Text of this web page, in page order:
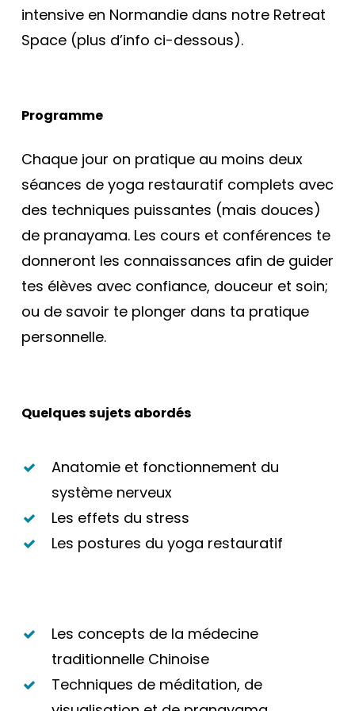
intensive en Normandie dans notre Retreat
Space (plus d’info ci-dessous).
Programme
Chaque jour on pratique au moins deux
séances de yoga restauratif complets avec
des techniques puissantes (mais douces)
de pranayama. Les cours et conférences te
donneront les connaissances afin de guider
tes élèves avec confiance, douceur et soin;
ou de savoir te plonger dans ta pratique
personnelle.
Quelques sujets abordés
Anatomie et fonctionnement du
système nerveux
Les effets du stress
Les postures du yoga restauratif
Les concepts de la médecine
traditionnelle Chinoise
Techniques de méditation, de